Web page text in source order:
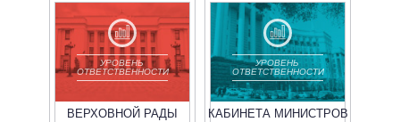
УРОВЕНЬ
ОТВЕТСТВЕННОСТИ
ВЕРХОВНОЙ РАДЫ
УРОВЕНЬ
ОТВЕТСТВЕННОСТИ
КАБИНЕТА МИНИСТРОВ